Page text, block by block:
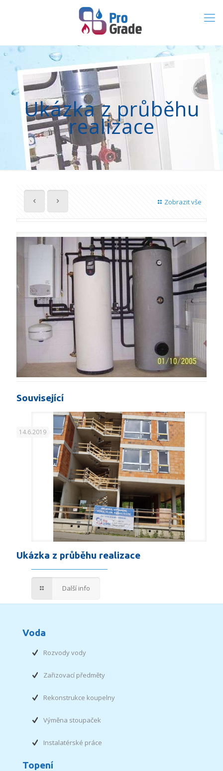
Ukázka z průběhu
realizace
Zobrazit vše
Související
14.6.2019
Ukázka z průběhu realizace
Další info
Voda
Rozvody vody
Zařizovací předměty
Rekonstrukce koupelny
Výměna stoupaček
Instalatérské práce
Topení